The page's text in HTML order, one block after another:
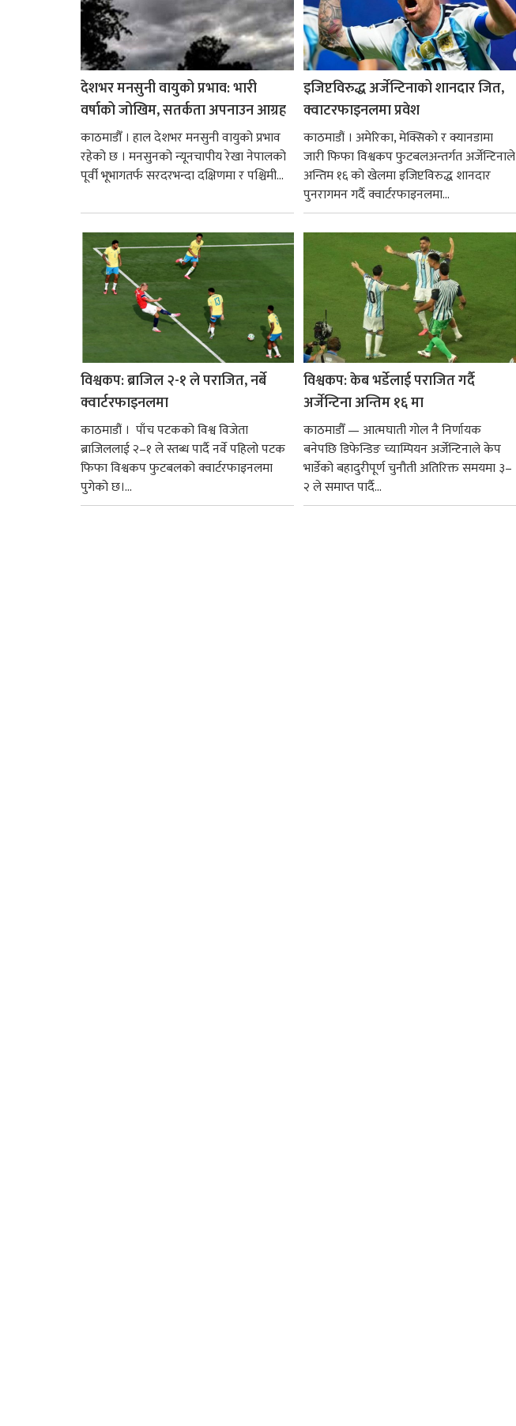
देशभर मनसुनी वायुको प्रभाव: भारी
वर्षाको जोखिम, सतर्कता अपनाउन आग्रह
काठमाडौँ । हाल देशभर मनसुनी वायुको प्रभाव
रहेको छ । मनसुनको न्यूनचापीय रेखा नेपालको
पूर्वी भूभागतर्फ सरदरभन्दा दक्षिणमा र पश्चिमी...
इजिप्टविरुद्ध अर्जेन्टिनाको शानदार जित,
क्वाटरफाइनलमा प्रवेश
काठमाडौं । अमेरिका, मेक्सिको र क्यानडामा
जारी फिफा विश्वकप फुटबलअन्तर्गत अर्जेन्टिनाले
अन्तिम १६ को खेलमा इजिप्टविरुद्ध शानदार
पुनरागमन गर्दै क्वार्टरफाइनलमा...
विश्वकप: ब्राजिल २-१ ले पराजित, नर्बे
क्वार्टरफाइनलमा
काठमाडौं । पाँच पटकको विश्व विजेता
ब्राजिललाई २–१ ले स्तब्ध पार्दै नर्वे पहिलो पटक
फिफा विश्वकप फुटबलको क्वार्टरफाइनलमा
पुगेको छ।...
विश्वकप: केब भर्डेलाई पराजित गर्दै
अर्जेन्टिना अन्तिम १६ मा
काठमाडौँ — आत्मघाती गोल नै निर्णायक
बनेपछि डिफेन्डिङ च्याम्पियन अर्जेन्टिनाले केप
भार्डेको बहादुरीपूर्ण चुनौती अतिरिक्त समयमा ३–
२ ले समाप्त पार्दै...